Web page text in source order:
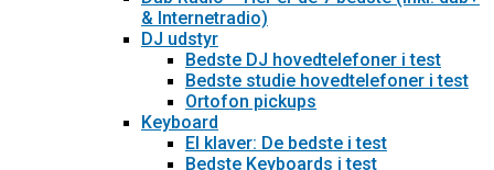
& Internetradio)
DJ udstyr
Bedste DJ hovedtelefoner i test
Bedste studie hovedtelefoner i test
Ortofon pickups
Keyboard
El klaver: De bedste i test
Bedste Keyboards i test